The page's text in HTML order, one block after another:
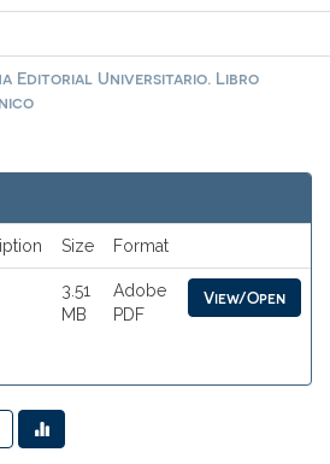
Editorial Universitario. Libro
Size Format
3.51
MB
Adobe
PDF
View/Open